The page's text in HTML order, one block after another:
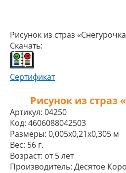
Рисунок из страз
Скачать:
Сертификат
Рисунок из страз
Артикул: 04250
Код: 4606088042503
Размеры: 0,005x0,21x0,305 м
Вес: 56 г.
Возраст: от 5 лет
Производитель: Десятое